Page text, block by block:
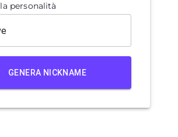
personalità
GENERA NICKNAME